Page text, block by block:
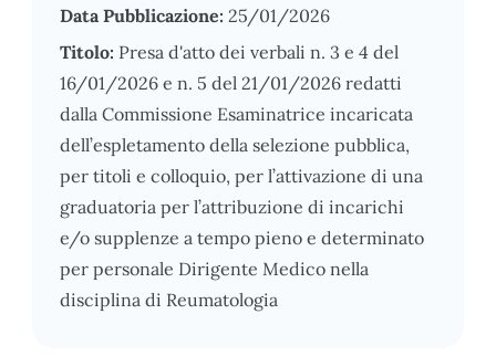
Data Pubblicazione: 25/01/2026
Titolo: Presa d'atto dei verbali n. 3 e 4 del
16/01/2026 e n. 5 del 21/01/2026 redatti
dalla Commissione Esaminatrice incaricata
dell’espletamento della selezione pubblica,
per titoli e colloquio, per l’attivazione di una
graduatoria per l’attribuzione di incarichi
e/o supplenze a tempo pieno e determinato
per personale Dirigente Medico nella
disciplina di Reumatologia